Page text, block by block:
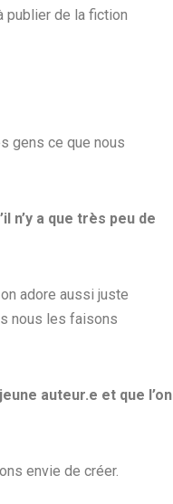
publier de la fiction
gens ce que nous
n’y a que très peu de
adore aussi juste
nous les faisons
auteur.e et que l’on
envie de créer.